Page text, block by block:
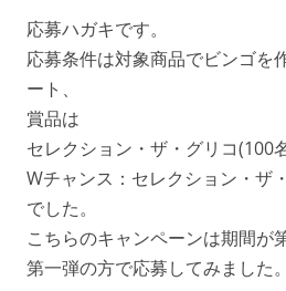
応募ハガキです。
応募条件は対象商品でビンゴを
ート、
賞品は
セレクション・ザ・グリコ(100
Wチャンス：セレクション・ザ
でした。
こちらのキャンペーンは期間が
第一弾の方で応募してみました。